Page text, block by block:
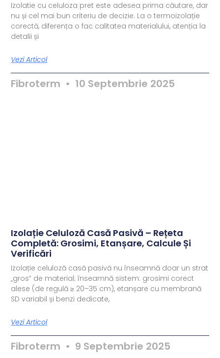
Izolatie cu celuloza pret este adesea prima căutare, dar
nu și cel mai bun criteriu de decizie. La o termoizolație
corectă, diferența o fac calitatea materialului, atenția la
detalii și
Vezi Articol
Fibroterm 10 Septembrie 2025
Izolație Celuloză Casă Pasivă – Rețeta
Completă: Grosimi, Etanșare, Calcule Și
Verificări
Izolație celuloză casă pasivă nu înseamnă doar un strat
„gros” de material; înseamnă sistem: grosimi corect
alese (de regulă ≥ 20–35 cm), etanșare cu membrană
SD variabil și benzi dedicate,
Vezi Articol
Fibroterm 9 Septembrie 2025